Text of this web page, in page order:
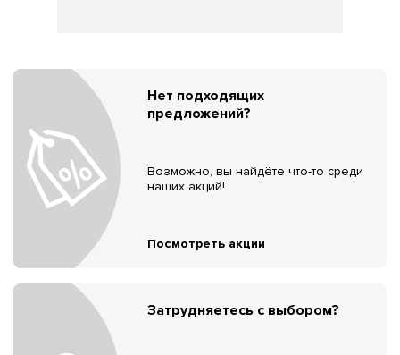
Нет подходящих
предложений?
Возможно, вы найдёте что-то среди
наших акций!
Посмотреть акции
Затрудняетесь с выбором?